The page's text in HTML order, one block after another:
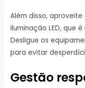
Além disso,
iluminação LED, que
Desligue os
para evitar
Gestão